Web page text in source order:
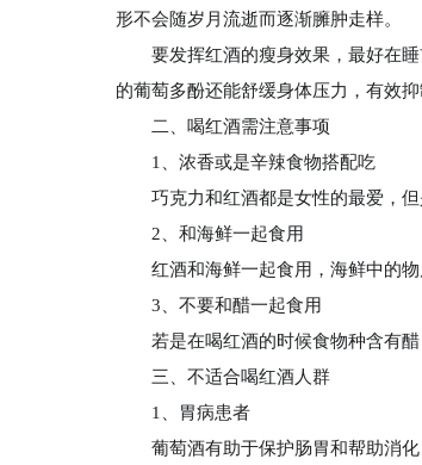
形不会随岁月流逝而逐渐臃肿走样。
要发挥红酒的瘦身效果，最好在
的葡萄多酚还能舒缓身体压力，有效抑
二、喝红酒需注意事项
1、浓香或是辛辣食物搭配吃
巧克力和红酒都是女性的最爱，
2、和海鲜一起食用
红酒和海鲜一起食用，海鲜中的
3、不要和醋一起食用
若是在喝红酒的时候食物种含有
三、不适合喝红酒人群
1、胃病患者
葡萄酒有助于保护肠胃和帮助消